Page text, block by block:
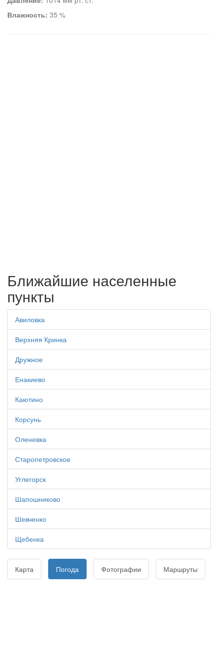
Влажность: 35 %
Ближайшие населенные
пункты
Авиловка
Верхняя Кринка
Дружное
Енакиево
Каютино
Корсунь
Оленевка
Старопетровское
Углегорск
Шапошниково
Шевченко
Щебенка
Карта Погода Фотографии Маршруты